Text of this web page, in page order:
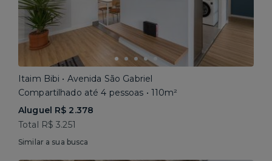
Itaim Bibi • Avenida São Gabriel
Compartilhado até 4 pessoas • 110m²
Aluguel R$ 2.378
Total R$ 3.251
Similar a sua busca